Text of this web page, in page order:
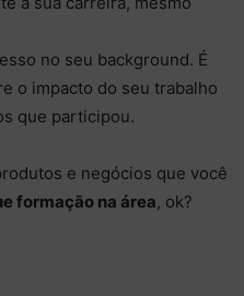
no seu background. É
o impacto do seu trabalho
que participou.
e negócios que você
formação na área, ok?